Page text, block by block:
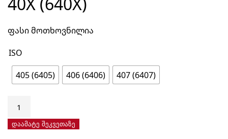
ფასი მოთხოვნილია
ISO
405 (6405)
406 (6406) 407 (6407)
ერთ
რიგიანი
დაამატე შეკვეთაზე